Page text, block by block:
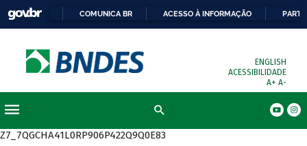
COMUNICA BR ACESSO À INFORMAÇÃO
ENGLISH
ACESSIBILIDADE
A+ A-
Z7_7QGCHA41L0RP906P422Q9Q0E83